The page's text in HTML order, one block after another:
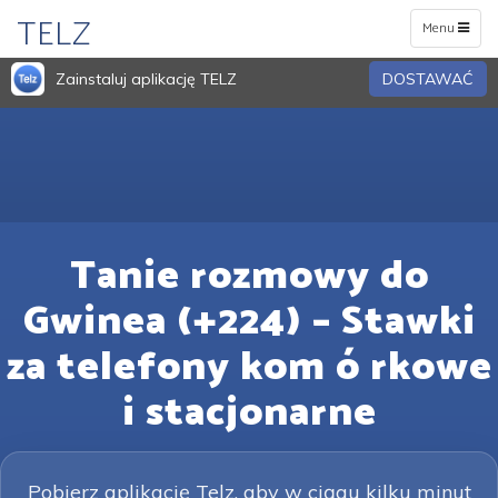
Toggle
navigation
Menu
TELZ
Zainstaluj aplikację TELZ DOSTAWAĆ
Tanie rozmowy do
Gwinea (+224) – Stawki
za telefony kom ó rkowe
i stacjonarne
Pobierz aplikację Telz, aby w ciągu kilku minut